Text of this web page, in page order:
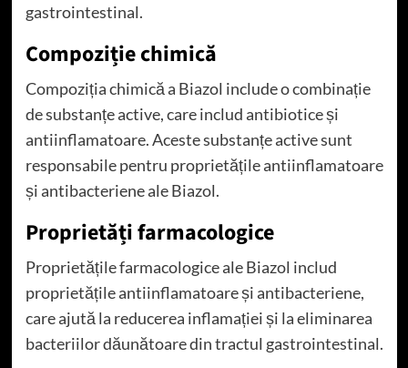
gastrointestinal.
Compoziție chimică
Compoziția chimică a Biazol include o combinație
de substanțe active, care includ antibiotice și
antiinflamatoare. Aceste substanțe active sunt
responsabile pentru proprietățile antiinflamatoare
și antibacteriene ale Biazol.
Proprietăți farmacologice
Proprietățile farmacologice ale Biazol includ
proprietățile antiinflamatoare și antibacteriene,
care ajută la reducerea inflamației și la eliminarea
bacteriilor dăunătoare din tractul gastrointestinal.